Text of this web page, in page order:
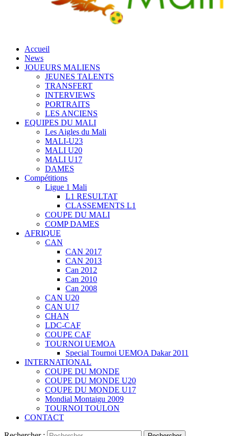
Accueil
News
JOUEURS MALIENS
JEUNES TALENTS
TRANSFERT
INTERVIEWS
PORTRAITS
LES ANCIENS
EQUIPES DU MALI
Les Aigles du Mali
MALI-U23
MALI U20
MALI U17
DAMES
Compétitions
Ligue 1 Mali
L1 RESULTAT
CLASSEMENTS L1
COUPE DU MALI
COMP DAMES
AFRIQUE
CAN
CAN 2017
CAN 2013
Can 2012
Can 2010
Can 2008
CAN U20
CAN U17
CHAN
LDC-CAF
COUPE CAF
TOURNOI UEMOA
Special Tournoi UEMOA Dakar 2011
INTERNATIONAL
COUPE DU MONDE
COUPE DU MONDE U20
COUPE DU MONDE U17
Mondial Montaigu 2009
TOURNOI TOULON
CONTACT